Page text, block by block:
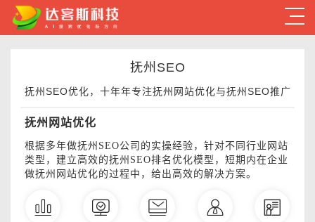
抚州SEO
抚州SEO优化，十年年专注抚州网站优化与抚州SEO推广
抚州网站优化
根据多年做抚州SEO公司的实操经验，针对不同行业网站
类型，建立高效的抚州SEO排名优化模型，短期内在企业
做抚州网站优化的过程中，给出高效的解决方案。